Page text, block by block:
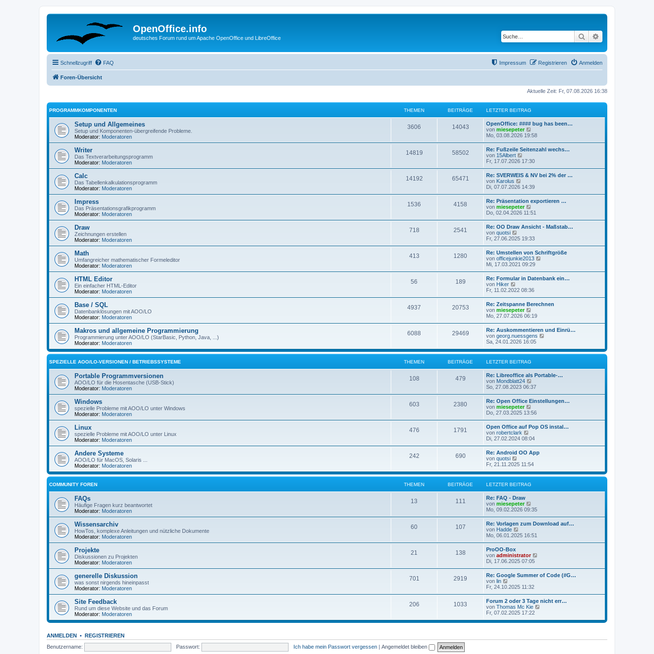
OpenOffice.info
deutsches Forum rund um Apache OpenOffice und LibreOffice Suche
Schnellzugriff FAQ Anmelden
Registrieren
Impressum
Foren-Übersicht
Aktuelle Zeit: Fr, 07.08.2026 16:38
PROGRAMMKOMPONENTEN THEMEN BEITRÄGE LETZTER BEITRAG
Setup und Allgemeines
Setup und Komponenten-übergreifende Probleme.
Moderator: Moderatoren
3606 14043
OpenOffice: #### bug has been…
von miesepeter
e
s
t
e
r
B
i
t
r
a
g
Mo, 03.08.2026 19:58
Writer
Das Textverarbeitungsprogramm
Moderator: Moderatoren
14819 58502
Re: Fußzeile Seitenzahl wechs…
von 15Albert
e
e
s
t
e
r
B
e
t
r
a
g
Fr, 17.07.2026 17:30
Calc
Das Tabellenkalkulationsprogramm
Moderator: Moderatoren
14192 65471
Re: SVERWEIS & NV bei 2% der …
von Karolus
e
e
s
t
e
r
B
i
t
r
a
g
Di, 07.07.2026 14:39
Impress
Das Präsentationsgrafikprogramm
Moderator: Moderatoren
1536 4158
Re: Präsentation exportieren …
von miesepeter
e
e
s
t
e
r
B
e
i
t
r
a
g
Do, 02.04.2026 11:51
Draw
Zeichnungen erstellen
Moderator: Moderatoren
718 2541
Re: OO Draw Ansicht - Maßstab…
von quotsi
e
s
t
e
r
B
i
t
r
a
g
Fr, 27.06.2025 19:33
Math
Umfangreicher mathematischer Formeleditor
Moderator: Moderatoren
413 1280
Re: Umstellen von Schriftgröße
von officejunkie2013
e
s
r
B
t
r
a
g
Mi, 17.03.2021 09:29
HTML Editor
Ein einfacher HTML-Editor
Moderator: Moderatoren
56 189
Re: Formular in Datenbank ein…
von Hiker
e
s
t
e
r
B
e
i
t
r
a
g
Fr, 11.02.2022 08:36
Base / SQL
Datenbanklösungen mit AOO/LO
Moderator: Moderatoren
4937 20753
Re: Zeitspanne Berechnen
von miesepeter
e
e
s
t
e
r
B
i
t
a
Mo, 27.07.2026 06:19
Makros und allgemeine Programmierung
Programmierung unter AOO/LO (StarBasic, Python, Java, ...)
Moderator: Moderatoren
6088 29469
Re: Auskommentieren und Einrü…
von georg.nuessgens
e
e
r
i
t
Sa, 24.01.2026 16:05
SPEZIELLE AOO/LO-VERSIONEN / BETRIEBSSYSTEME THEMEN BEITRÄGE LETZTER BEITRAG
Portable Programmversionen
AOO/LO für die Hosentasche (USB-Stick)
Moderator: Moderatoren
108 479
Re: Libreoffice als Portable-…
von Mondblatt24
e
e
s
t
e
r
B
i
t
r
a
g
So, 27.08.2023 06:37
Windows
spezielle Probleme mit AOO/LO unter Windows
Moderator: Moderatoren
603 2380
Re: Open Office Einstellungen…
von miesepeter
e
e
s
e
r
B
i
t
r
Do, 27.03.2025 13:56
Linux
spezielle Probleme mit AOO/LO unter Linux
Moderator: Moderatoren
476 1791
Open Office auf Pop OS instal…
von robertclark
e
e
s
t
e
r
B
e
i
r
a
Di, 27.02.2024 08:04
Andere Systeme
AOO/LO für MacOS, Solaris ...
Moderator: Moderatoren
242 690
Re: Android OO App
von quotsi
e
e
t
e
r
B
e
i
t
r
a
Fr, 21.11.2025 11:54
COMMUNITY FOREN THEMEN BEITRÄGE LETZTER BEITRAG
FAQs
Häufige Fragen kurz beantwortet
Moderator: Moderatoren
13 111
Re: FAQ - Draw
von miesepeter
e
e
s
t
e
r
e
i
t
r
a
g
Mo, 09.02.2026 09:35
Wissensarchiv
HowTos, komplexe Anleitungen und nützliche Dokumente
Moderator: Moderatoren
60 107
Re: Vorlagen zum Download auf…
von Hadde
e
t
e
r
B
i
t
r
a
g
Mo, 06.01.2025 16:51
Projekte
Diskussionen zu Projekten
Moderator: Moderatoren
21 138
ProOO-Box
von administrator
s
r
B
e
t
r
Di, 17.06.2025 07:05
generelle Diskussion
was sonst nirgends hineinpasst
Moderator: Moderatoren
701 2919
Re: Google Summer of Code (#G…
von lin
e
s
t
e
r
i
Fr, 24.10.2025 11:32
Site Feedback
Rund um diese Website und das Forum
Moderator: Moderatoren
206 1033
Forum 2 oder 3 Tage nicht err…
von Thomas Mc Kie
e
e
Fr, 07.02.2025 17:22
ANMELDEN • REGISTRIEREN
Benutzername:
Passwort: Ich habe mein Passwort vergessen | Angemeldet bleiben